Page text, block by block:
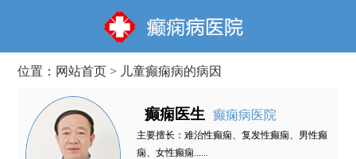
位置： 网站首页 > 儿童癫痫病的病因
癫痫医生 癫痫病医院
主要擅长：难治性癫痫、复发性癫痫、男性癫
痫、女性癫痫......